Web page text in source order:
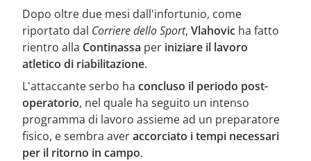
Dopo oltre due mesi dall'infortunio, come
riportato dal Corriere dello Sport, Vlahovic ha fatto
rientro alla Continassa per iniziare il lavoro
atletico di riabilitazione.
L'attaccante serbo ha concluso il periodo post-
operatorio, nel quale ha seguito un intenso
programma di lavoro assieme ad un preparatore
fisico, e sembra averaccorciato i tempi necessari
per il ritorno in campo.